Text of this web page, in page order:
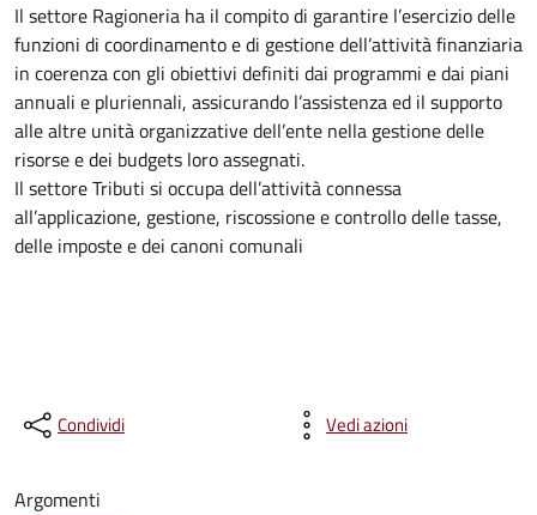
Il settore Ragioneria ha il compito di garantire l’esercizio delle
funzioni di coordinamento e di gestione dell’attività finanziaria
in coerenza con gli obiettivi definiti dai programmi e dai piani
annuali e pluriennali, assicurando l’assistenza ed il supporto
alle altre unità organizzative dell’ente nella gestione delle
risorse e dei budgets loro assegnati.
Il settore Tributi si occupa dell’attività connessa
all’applicazione, gestione, riscossione e controllo delle tasse,
delle imposte e dei canoni comunali
Condividi Vedi azioni
Argomenti